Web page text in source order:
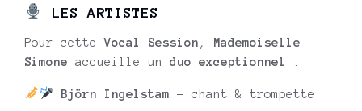
LES ARTISTES
Pour cetteVocal Session ,
Mademoiselle
Simone accueille un duo exceptionnel :
Björn Ingelstam – chant & trompette